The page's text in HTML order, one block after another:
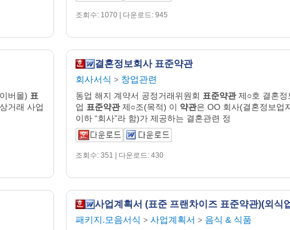
조회수: 1070 | 다운로드: 945
버몰) 표
거래 사업
결혼정보회사 표준약관
회사서식 > 창업관련
동업 해지 계약서 공정거래위원회 표준약관제○호 결혼정
업 표준약관제○조(목적) 이 약관은 OO 회사(결혼정보업
이하 “회사”라 함)가 제공하는 결혼관련 정
조회수: 351 | 다운로드: 430
사업계획서 (표준 프랜차이즈 표준약관)(외식
패키지.모음서식 > 사업계획서 > 음식 & 식품